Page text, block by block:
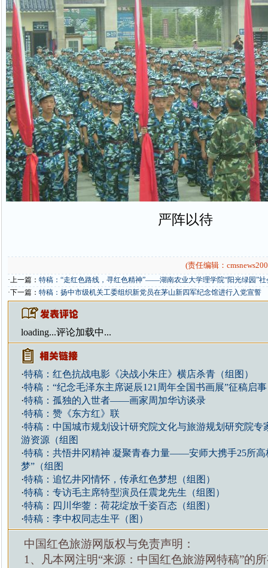
严阵以待
(责任编辑：
·上一篇： 特稿：“走红色路线，寻红色精神”——湖南农业大学理学院“阳光绿园”
·下一篇： 特稿：扬中市级机关工委组织新党员在茅山新四军纪念馆进行入党宣誓
loading...评论加载中...
·特稿：红色抗战电影《决战小朱庄》横店杀青（组图）
·特稿：“纪念毛泽东主席诞辰121周年全国书画展”征稿启
·特稿：孤独的入世者——画家周加华访谈录
·特稿：赞《东方红》联
·特稿：中国城市规划设计研究院文化与旅游规划研究院专
游资源（组图
·特稿：共悟井冈精神 凝聚青春力量——安师大携手25所高
梦”（组图
·特稿：追忆井冈情怀，传承红色梦想（组图）
·特稿：专访毛主席特型演员任震龙先生（组图）
·特稿：四川华蓥：荷花绽放千姿百态（组图）
·特稿：李中权同志生平（图）
中国红色旅游网版权与免责声明：
1、凡本网注明“来源：中国红色旅游网特稿”的